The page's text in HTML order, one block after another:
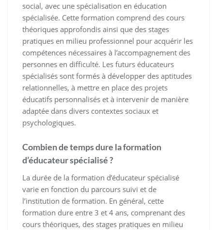
social, avec une spécialisation en éducation
spécialisée. Cette formation comprend des cours
théoriques approfondis ainsi que des stages
pratiques en milieu professionnel pour acquérir les
compétences nécessaires à l’accompagnement des
personnes en difficulté. Les futurs éducateurs
spécialisés sont formés à développer des aptitudes
relationnelles, à mettre en place des projets
éducatifs personnalisés et à intervenir de manière
adaptée dans divers contextes sociaux et
psychologiques.
Combien de temps dure la formation
d’éducateur spécialisé ?
La durée de la formation d’éducateur spécialisé
varie en fonction du parcours suivi et de
l’institution de formation. En général, cette
formation dure entre 3 et 4 ans, comprenant des
cours théoriques, des stages pratiques en milieu